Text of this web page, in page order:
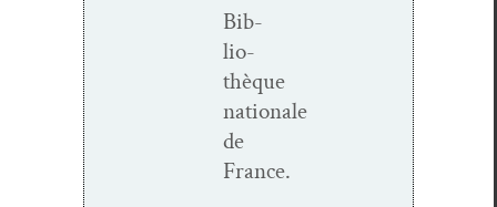
Bib­
lio­
thèque
nationale
de
France.